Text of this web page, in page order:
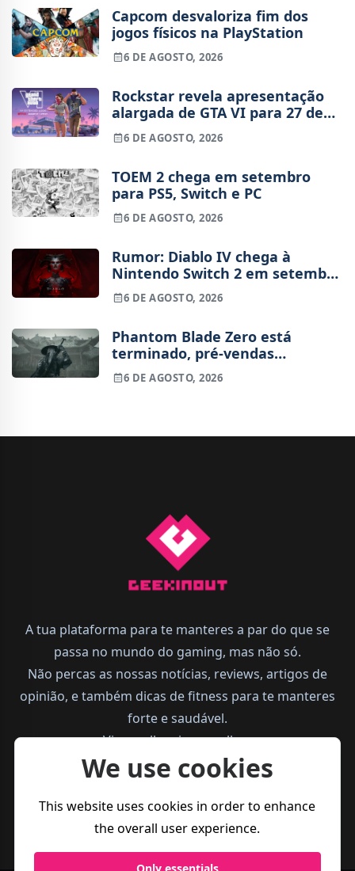
Capcom desvaloriza fim dos
jogos físicos na PlayStation
6 DE AGOSTO, 2026
Rockstar revela apresentação
alargada de GTA VI para 27 de
agosto
6 DE AGOSTO, 2026
TOEM 2 chega em setembro
para PS5, Switch e PC
6 DE AGOSTO, 2026
Rumor: Diablo IV chega à
Nintendo Switch 2 em setembro
e vai custar o preço de um jogo
novo
6 DE AGOSTO, 2026
Phantom Blade Zero está
terminado, pré-vendas
começam na próxima semana
6 DE AGOSTO, 2026
A tua plataforma para te manteres a par do que se
passa no mundo do gaming, mas não só.
Não percas as nossas notícias, reviews, artigos de
opinião, e também dicas de fitness para te manteres
forte e saudável.
Vive melhor, joga melhor.
We use cookies
This website uses cookies in order to enhance
the overall user experience.
Only essentials